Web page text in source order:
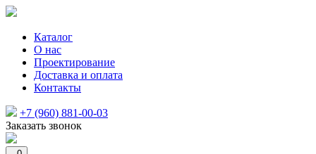
Каталог
О нас
Проектирование
Доставка и оплата
Контакты
+7 (960) 881-00-03
Заказать звонок